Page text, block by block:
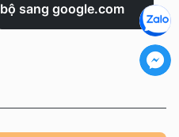
bộ sang google.com